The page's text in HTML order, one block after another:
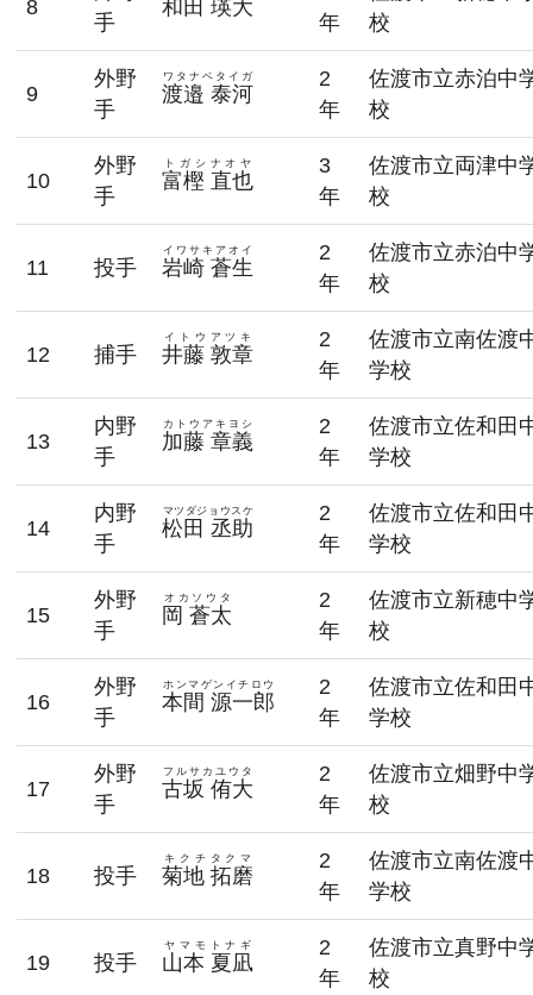
8
手
和田 瑛大
年
校
9
外野
手
渡邉 泰河
ワタナベタイガ
2
年
佐渡市立赤泊中
校
10
外野
手
富樫 直也
トガシナオヤ
3
年
佐渡市立両津中
校
11 投手 岩崎 蒼生
イワサキアオイ
2
年
佐渡市立赤泊中
校
12 捕手 井藤 敦章
イトウアツキ
2
年
佐渡市立南佐渡
学校
13
内野
手
加藤 章義
カトウアキヨシ
2
年
佐渡市立佐和田
学校
14
内野
手
松田 丞助
マツダジョウスケ
2
年
佐渡市立佐和田
学校
15
外野
手
岡 蒼太
オカソウタ
2
年
佐渡市立新穂中
校
16
外野
手
本間 源一郎
ホンマゲンイチロウ
2
年
佐渡市立佐和田
学校
17
外野
手
古坂 侑大
フルサカユウタ
2
年
佐渡市立畑野中
校
18 投手 菊地 拓磨
キクチタクマ
2
年
佐渡市立南佐渡
学校
19 投手 山本 夏凪
ヤマモトナギ
2
年
佐渡市立真野中
校